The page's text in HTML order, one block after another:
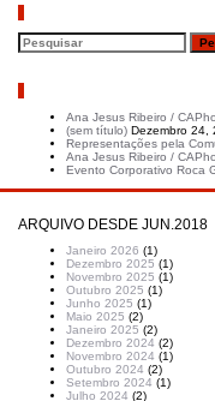
Ana Jesus Ribeiro /
(sem título) Dezembro 24,
Representações pela
Ana Jesus Ribeiro /
Evento Corporativo Roca
ARQUIVO DESDE JUN.2018
Janeiro 2026 (1)
Dezembro 2025 (1)
Novembro 2025 (1)
Outubro 2025 (1)
Junho 2025 (1)
Maio 2025 (2)
Janeiro 2025 (2)
Dezembro 2024 (2)
Novembro 2024 (1)
Outubro 2024 (2)
Setembro 2024 (1)
Julho 2024 (2)